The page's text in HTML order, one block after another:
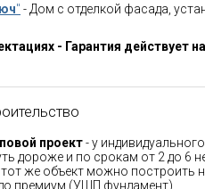
" - Дом с отделкой фасада,
- Гарантия действует
проект- у
дороже и по срокам от 2 до 6
же объект можно построить
премиум (УШП фундамент).